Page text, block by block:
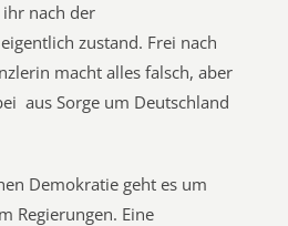
nach der
zustand. Frei nach
macht alles falsch, aber
 aus Sorge um Deutschland
Demokratie geht es um
Regierungen. Eine